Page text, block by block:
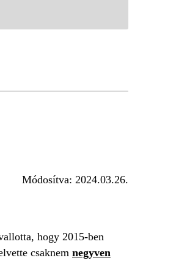
Módosítva: 2024.03.26.
hogy 2015-ben
csaknem negyven